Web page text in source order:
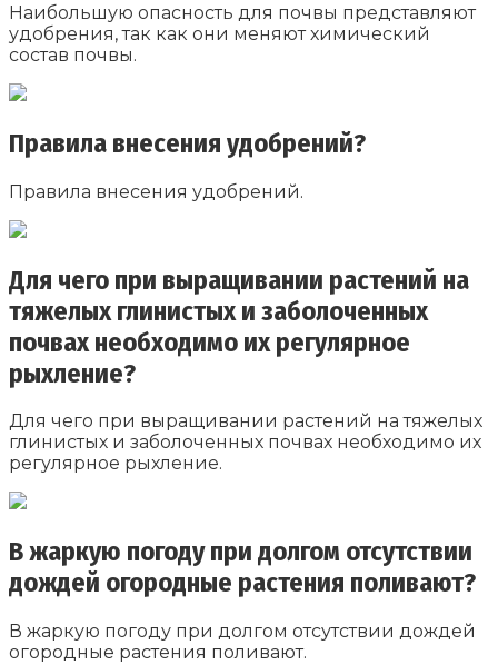
Наибольшую опасность для почвы представляют
удобрения, так как они меняют химический
состав почвы.
Правила внесения удобрений?
Правила внесения удобрений.
Для чего при выращивании растений на
тяжелых глинистых и заболоченных
почвах необходимо их регулярное
рыхление?
Для чего при выращивании растений на тяжелых
глинистых и заболоченных почвах необходимо их
регулярное рыхление.
В жаркую погоду при долгом отсутствии
дождей огородные растения поливают?
В жаркую погоду при долгом отсутствии дождей
огородные растения поливают.